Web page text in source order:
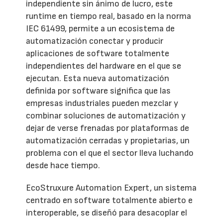
independiente sin ánimo de lucro, este
runtime en tiempo real, basado en la norma
IEC 61499, permite a un ecosistema de
automatización conectar y producir
aplicaciones de software totalmente
independientes del hardware en el que se
ejecutan. Esta nueva automatización
definida por software significa que las
empresas industriales pueden mezclar y
combinar soluciones de automatización y
dejar de verse frenadas por plataformas de
automatización cerradas y propietarias, un
problema con el que el sector lleva luchando
desde hace tiempo.
EcoStruxure Automation Expert, un sistema
centrado en software totalmente abierto e
interoperable, se diseñó para desacoplar el